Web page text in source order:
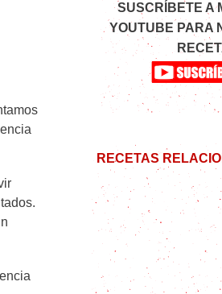
SUSCRÍBETE A
YOUTUBE PARA
RECETAS
Suspiro limeño, el
que los va a hacer
Cómo hacer sushi
pasos